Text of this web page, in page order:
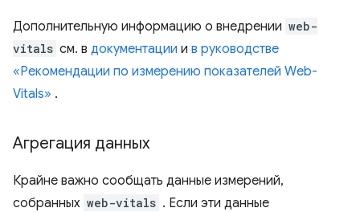
Дополнительную информацию о внедрении web-
vitals см. в документации и в руководстве
«Рекомендации по измерению показателей Web-
Vitals» .
Агрегация данных
Крайне важно сообщать данные измерений,
собранных web-vitals . Если эти данные